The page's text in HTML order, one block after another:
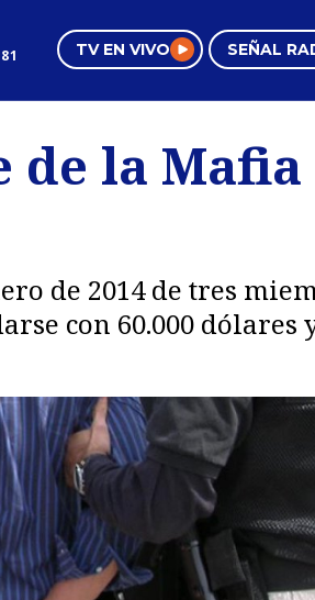
TV EN VIVO SEÑAL
de la
de 2014 de tres
con 60.000 dólares